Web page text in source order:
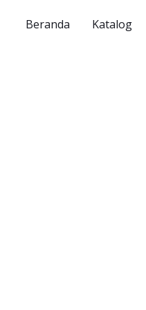
Beranda Katalog